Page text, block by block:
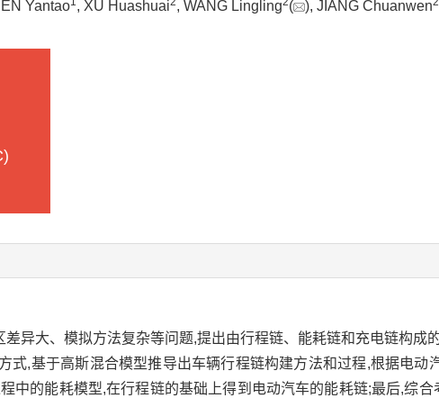
Yantao , XU Huashuai , WANG Lingling ( ), JIANG Chuanwen
异大、模拟方法复杂等问题,提出由行程链、能耗链和充电链构成
式,基于高斯混合模型推导出车辆行程链构建方法和过程,根据电动
中的能耗模型,在行程链的基础上得到电动汽车的能耗链;最后,综合